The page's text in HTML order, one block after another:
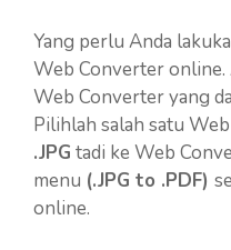
Yang perlu Anda
Web Converter online.
Web Converter yang
Pilihlah salah satu
.JPG tadi ke Web
menu (.JPG to .PDF)
online.